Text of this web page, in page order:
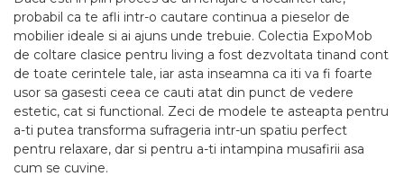
probabil ca te afli intr-o cautare continua a pieselor de
mobilier ideale si ai ajuns unde trebuie. Colectia ExpoMob
de coltare clasice pentru living a fost dezvoltata tinand cont
de toate cerintele tale, iar asta inseamna ca iti va fi foarte
usor sa gasesti ceea ce cauti atat din punct de vedere
estetic, cat si functional. Zeci de modele te asteapta pentru
a-ti putea transforma sufrageria intr-un spatiu perfect
pentru relaxare, dar si pentru a-ti intampina musafirii asa
cum se cuvine.